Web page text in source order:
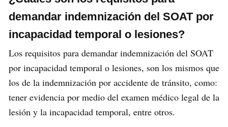
demandar indemnización del SOAT por
incapacidad temporal o lesiones?
Los requisitos para demandar indemnización del SOAT
por incapacidad temporal o lesiones, son los mismos que
los de la indemnización por accidente de tránsito, como:
tener evidencia por medio del examen médico legal de la
lesión y la incapacidad temporal, entre otros.